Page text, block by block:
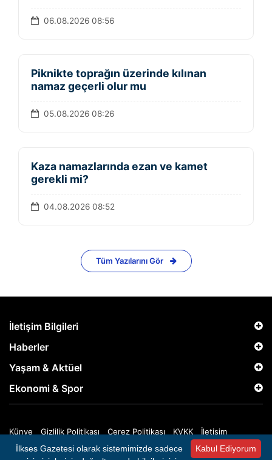
06.08.2026 08:56
Piknikte toprağın üzerinde kılınan
namaz geçerli olur mu
05.08.2026 08:26
Kaza namazlarında ezan ve kamet
gerekli mi?
04.08.2026 08:52
Tüm Yazılarını Gör
İletişim Bilgileri
Haberler
Yaşam & Aktüel
Ekonomi & Spor
Künye Gizlilik Politikası Çerez Politikası KVKK İletişim
Copyright © 2025 İlkses Gazetesi - Tüm Hakları Saklıdır.
Kabul Ediyorum
İlkses Gazetesi olarak sistemimizde sadece